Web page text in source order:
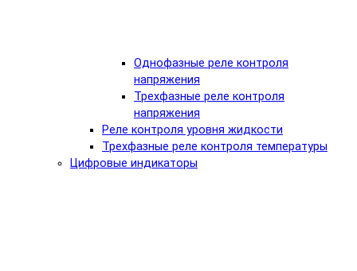
Однофазные реле контроля
напряжения
Трехфазные реле контроля
напряжения
Реле контроля уровня жидкости
Трехфазные реле контроля температуры
Цифровые индикаторы